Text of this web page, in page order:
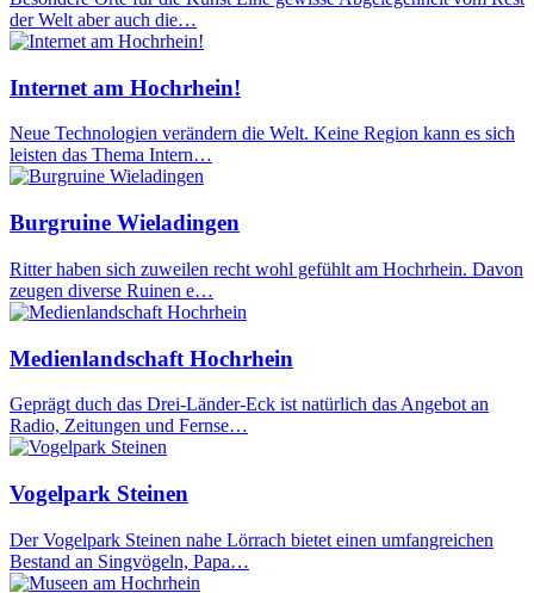
der Welt aber auch die…
Internet am Hochrhein!
Neue Technologien verändern die Welt. Keine Region kann es sich
leisten das Thema Intern…
Burgruine Wieladingen
Ritter haben sich zuweilen recht wohl gefühlt am Hochrhein. Davon
zeugen diverse Ruinen e…
Medienlandschaft Hochrhein
Geprägt duch das Drei-Länder-Eck ist natürlich das Angebot an
Radio, Zeitungen und Fernse…
Vogelpark Steinen
Der Vogelpark Steinen nahe Lörrach bietet einen umfangreichen
Bestand an Singvögeln, Papa…